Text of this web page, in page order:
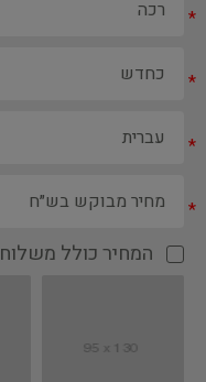
*
*
*
*
המחיר כולל משלוח